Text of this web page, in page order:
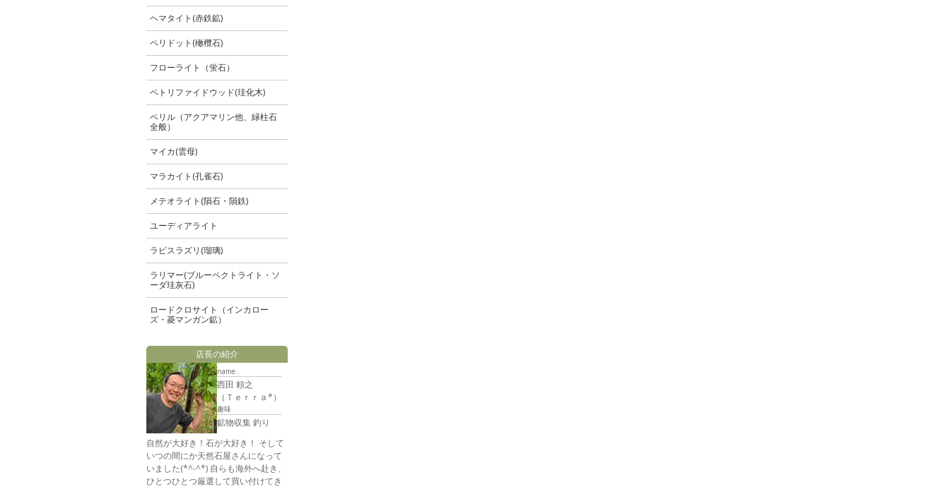
ヘマタイト(赤鉄鉱)
ペリドット(橄欖石)
フローライト（蛍石）
ペトリファイドウッド(珪化木)
ベリル（アクアマリン他、緑柱石
全般）
マイカ(雲母)
マラカイト(孔雀石)
メテオライト(隕石・隕鉄)
ユーディアライト
ラピスラズリ(瑠璃)
ラリマー(ブルーペクトライト・ソ
ーダ珪灰石)
ロードクロサイト（インカロー
ズ・菱マンガン鉱）
店長の紹介
name
西田 頼之
（Ｔｅｒｒａ*）
趣味
鉱物収集 釣り
自然が大好き！石が大好き！ そして
いつの間にか天然石屋さんになって
いました(*^-^*) 自らも海外へ赴き、
ひとつひとつ厳選して買い付けてき